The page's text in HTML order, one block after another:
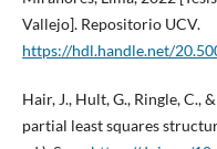
Vallejo]. Repositorio UCV.
https://hdl.handle.net/
Hair, J., Hult, G., Ringle, C.,
partial least squares